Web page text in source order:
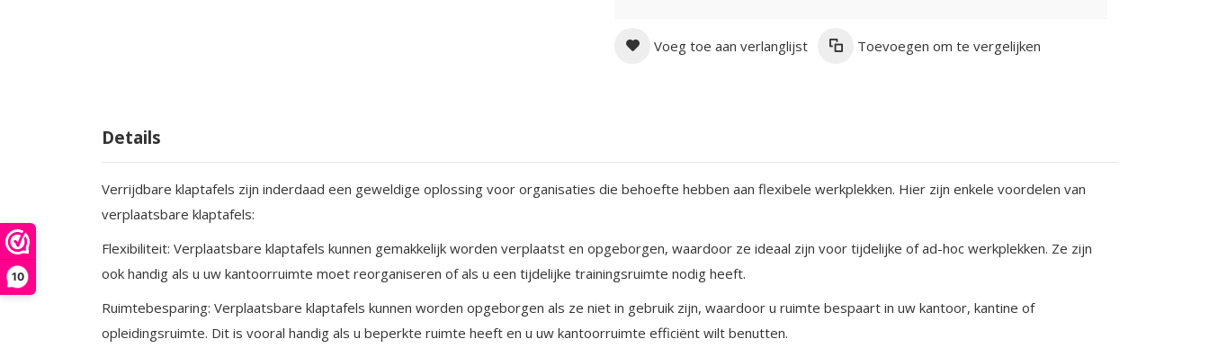
10
Voeg toe aan verlanglijst Toevoegen om te vergelijken
Details
Verrijdbare klaptafels zijn inderdaad een geweldige oplossing voor organisaties die behoefte hebben aan flexibele werkplekken. Hier zijn enkele voordelen van
verplaatsbare klaptafels:
Flexibiliteit: Verplaatsbare klaptafels kunnen gemakkelijk worden verplaatst en opgeborgen, waardoor ze ideaal zijn voor tijdelijke of ad-hoc werkplekken. Ze zijn
ook handig als u uw kantoorruimte moet reorganiseren of als u een tijdelijke trainingsruimte nodig heeft.
Ruimtebesparing: Verplaatsbare klaptafels kunnen worden opgeborgen als ze niet in gebruik zijn, waardoor u ruimte bespaart in uw kantoor, kantine of
opleidingsruimte. Dit is vooral handig als u beperkte ruimte heeft en u uw kantoorruimte efficiënt wilt benutten.